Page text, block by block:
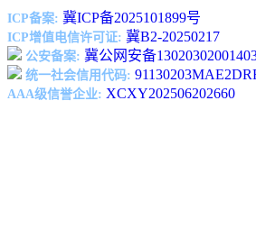
ICP备案: 冀ICP备2025101899号
ICP增值电信许可证: 冀B2-20250217
公安备案: 冀公网安备
统一社会信用代码:
AAA级信誉企业: XCXY202506202660